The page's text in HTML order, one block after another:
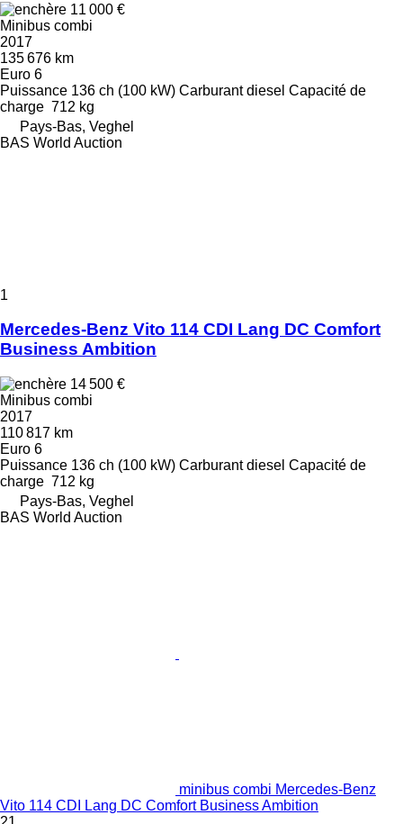
11 000 €
Minibus combi
2017
135 676 km
Euro 6
Puissance 136 ch (100 kW) Carburant diesel Capacité de
charge 712 kg
Pays-Bas, Veghel
BAS World Auction
1
Mercedes-Benz Vito 114 CDI Lang DC Comfort
Business Ambition
14 500 €
Minibus combi
2017
110 817 km
Euro 6
Puissance 136 ch (100 kW) Carburant diesel Capacité de
charge 712 kg
Pays-Bas, Veghel
BAS World Auction
minibus combi Mercedes-Benz
Vito 114 CDI Lang DC Comfort Business Ambition